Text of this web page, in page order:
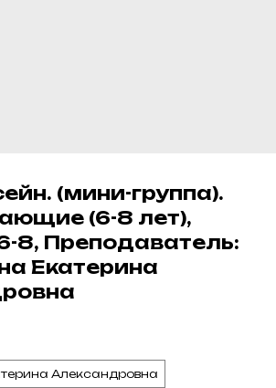
(мини-группа).
(6-8 лет),
8, Преподаватель:
Екатерина
Александровна